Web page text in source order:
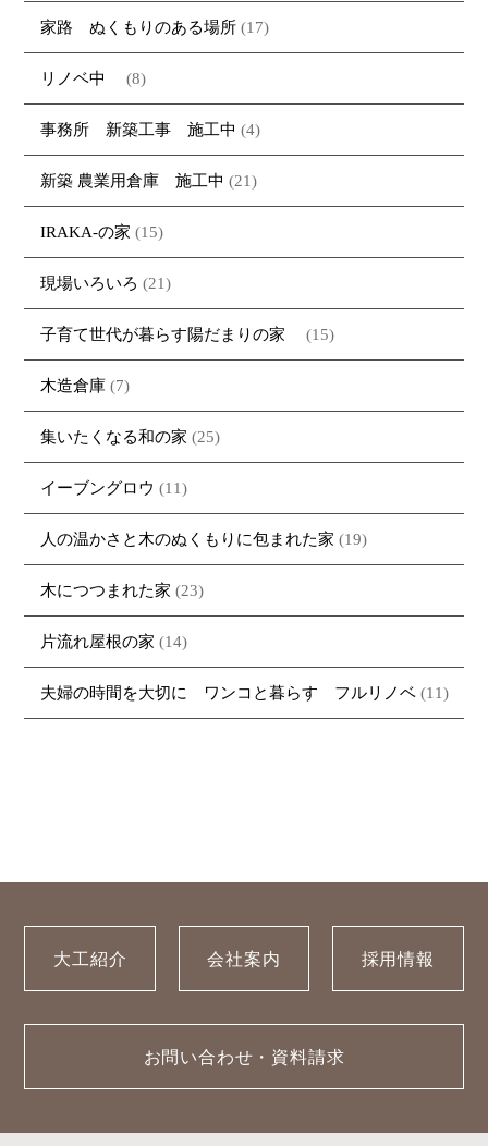
家路 ぬくもりのある場所 (17)
リノベ中 (8)
事務所 新築工事 施工中 (4)
新築 農業用倉庫 施工中 (21)
IRAKA-の家 (15)
現場いろいろ (21)
子育て世代が暮らす陽だまりの家 (15)
木造倉庫 (7)
集いたくなる和の家 (25)
イーブングロウ (11)
人の温かさと木のぬくもりに包まれた家 (19)
木につつまれた家 (23)
片流れ屋根の家 (14)
夫婦の時間を大切に ワンコと暮らす フルリノベ (11)
大工紹介 会社案内 採用情報
お問い合わせ・資料請求